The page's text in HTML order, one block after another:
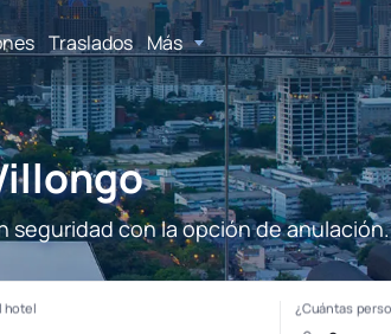
Traslados Más
seguridad con la opción de anulación.